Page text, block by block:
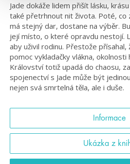
Jade dokáže lidem přišít lásku,
také přetrhnout nit života. Poté, co
má stejný dar, dostane na výběr.
její místo, o které opravdu nestojí.
aby uživil rodinu. Přestože přísahal,
pomoc vykladačky vlákna,
Království totiž upadá do chaosu,
spojenectví s Jade může být
nejen svá smrtelná těla, ale i duše.
Informace
Ukázka z